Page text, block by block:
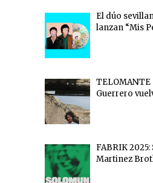
El dúo
lanzan “Mis
TELOMANTE
Guerrero
FABRIK
Martinez